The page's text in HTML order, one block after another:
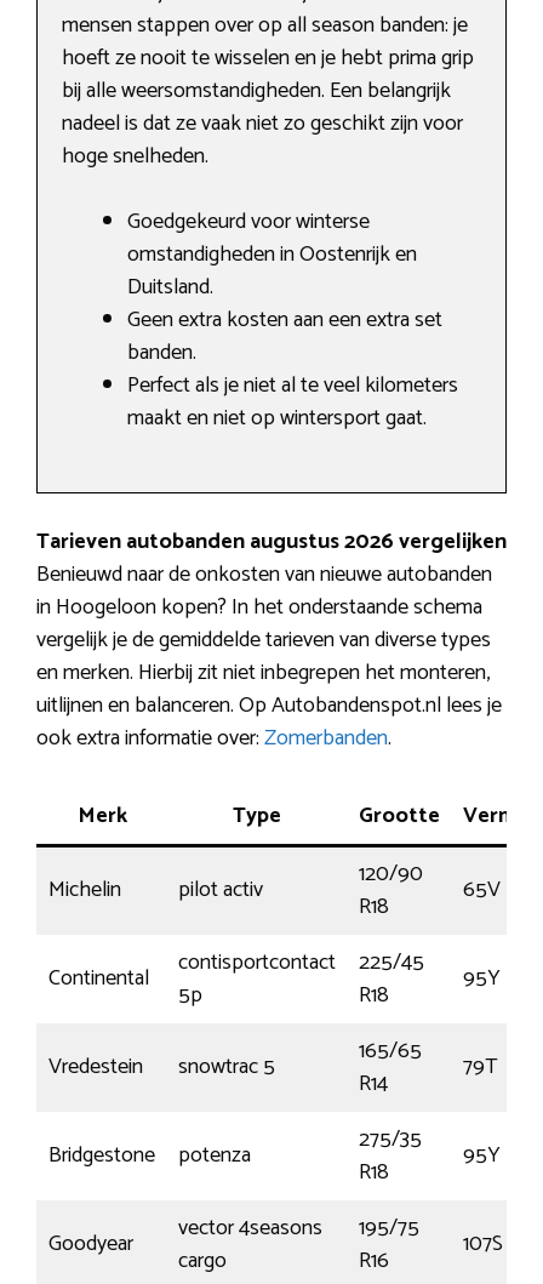
mensen stappen over op all season banden: je
hoeft ze nooit te wisselen en je hebt prima grip
bij alle weersomstandigheden. Een belangrijk
nadeel is dat ze vaak niet zo geschikt zijn voor
hoge snelheden.
Goedgekeurd voor winterse
omstandigheden in Oostenrijk en
Duitsland.
Geen extra kosten aan een extra set
banden.
Perfect als je niet al te veel kilometers
maakt en niet op wintersport gaat.
Tarieven autobanden augustus 2026 vergelijken
Benieuwd naar de onkosten van nieuwe autobanden
in Hoogeloon kopen? In het onderstaande schema
vergelijk je de gemiddelde tarieven van diverse types
en merken. Hierbij zit niet inbegrepen het monteren,
uitlijnen en balanceren. Op Autobandenspot.nl lees je
ook extra informatie over:Zomerbanden.
Merk Type Grootte
Michelin pilot activ
120/90
R18
65V
Continental
contisportcontact
5p
225/45
R18
95Y
Vredestein snowtrac 5
165/65
R14
79T
Bridgestone potenza
275/35
R18
95Y
Goodyear
vector 4seasons
cargo
195/75
R16
107S